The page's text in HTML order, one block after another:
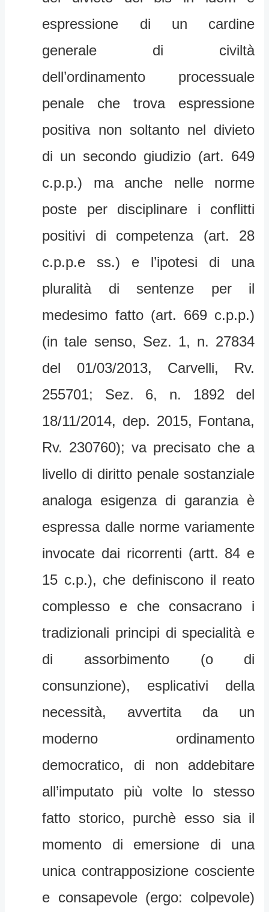
espressione di un cardine
generale di civiltà
dell’ordinamento processuale
penale che trova espressione
positiva non soltanto nel divieto
di un secondo giudizio (art. 649
c.p.p.) ma anche nelle norme
poste per disciplinare i conflitti
positivi di competenza (art. 28
c.p.p.e ss.) e l’ipotesi di una
pluralità di sentenze per il
medesimo fatto (art. 669 c.p.p.)
(in tale senso, Sez. 1, n. 27834
del 01/03/2013, Carvelli, Rv.
255701; Sez. 6, n. 1892 del
18/11/2014, dep. 2015, Fontana,
Rv. 230760); va precisato che a
livello di diritto penale sostanziale
analoga esigenza di garanzia è
espressa dalle norme variamente
invocate dai ricorrenti (artt. 84 e
15 c.p.), che definiscono il reato
complesso e che consacrano i
tradizionali principi di specialità e
di assorbimento (o di
consunzione), esplicativi della
necessità, avvertita da un
moderno ordinamento
democratico, di non addebitare
all’imputato più volte lo stesso
fatto storico, purchè esso sia il
momento di emersione di una
unica contrapposizione cosciente
e consapevole (ergo: colpevole)